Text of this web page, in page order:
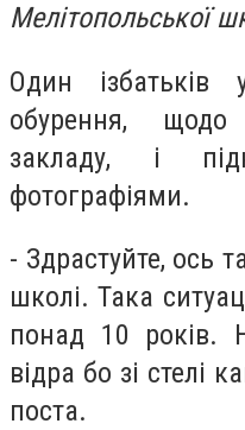
Мелітопольської
Один ізбатьків
обурення, щодо
закладу, і
фотографіями.
- Здрастуйте, ось
школі. Така
понад 10 років.
відра бо зі стелі
поста.